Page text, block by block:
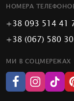
НОМЕРА
+38 093 514 41
+38 (067) 580
МИ В СОЦМЕРЕЖАХ